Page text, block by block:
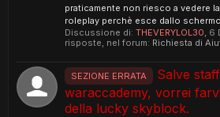
praticamente non riesco a vedere
roleplay perchè esce dallo schermo
Discussione di: THEVERYLOL30, 6
risposte, nel forum: Richiesta di
SEZIONE ERRATA
Salve
waraccademy, vorrei
della lucky skyblock.